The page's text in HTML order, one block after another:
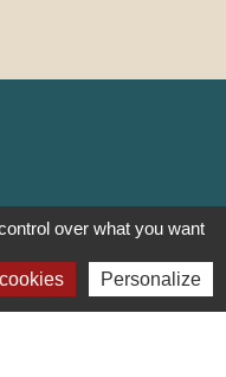
over what you want
Personalize